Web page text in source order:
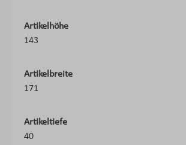
Artikelhöhe
143
Artikelbreite
171
Artikeltiefe
40